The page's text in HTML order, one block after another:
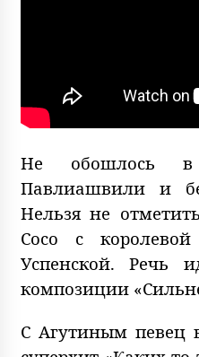
Не обошлось в
Павлиашвили и
Нельзя не
Сосо с
Успенской. Речь
композиции
С Агутиным певец